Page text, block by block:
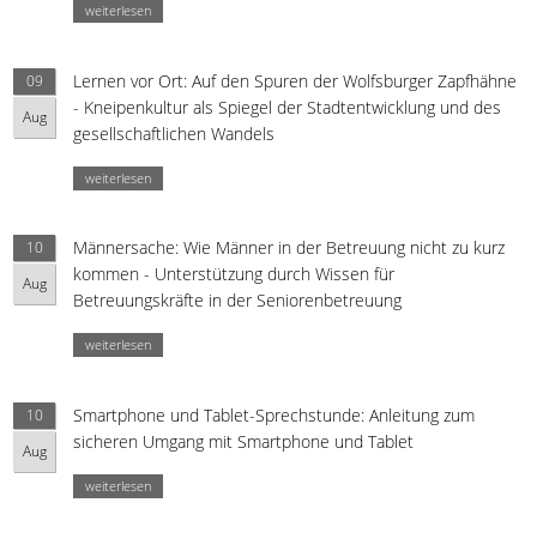
weiterlesen
09
Aug
Lernen vor Ort: Auf den Spuren der Wolfsburger Zapfhähne
- Kneipenkultur als Spiegel der Stadtentwicklung und des
gesellschaftlichen Wandels
weiterlesen
10
Aug
Männersache: Wie Männer in der Betreuung nicht zu kurz
kommen - Unterstützung durch Wissen für
Betreuungskräfte in der Seniorenbetreuung
weiterlesen
10
Aug
Smartphone und Tablet-Sprechstunde: Anleitung zum
sicheren Umgang mit Smartphone und Tablet
weiterlesen